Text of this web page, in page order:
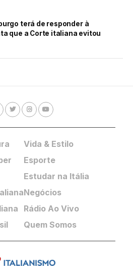
terá de responder à
que a Corte italiana evitou
Vida & Estilo
Esporte
Estudar na Itália
Negócios
Rádio Ao Vivo
Quem Somos